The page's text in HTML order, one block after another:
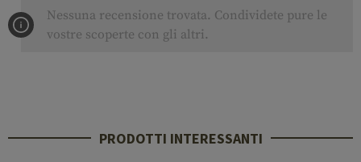
Nessuna recensione trovata. Condividete pure le
vostre scoperte con gli altri.
PRODOTTI INTERESSANTI